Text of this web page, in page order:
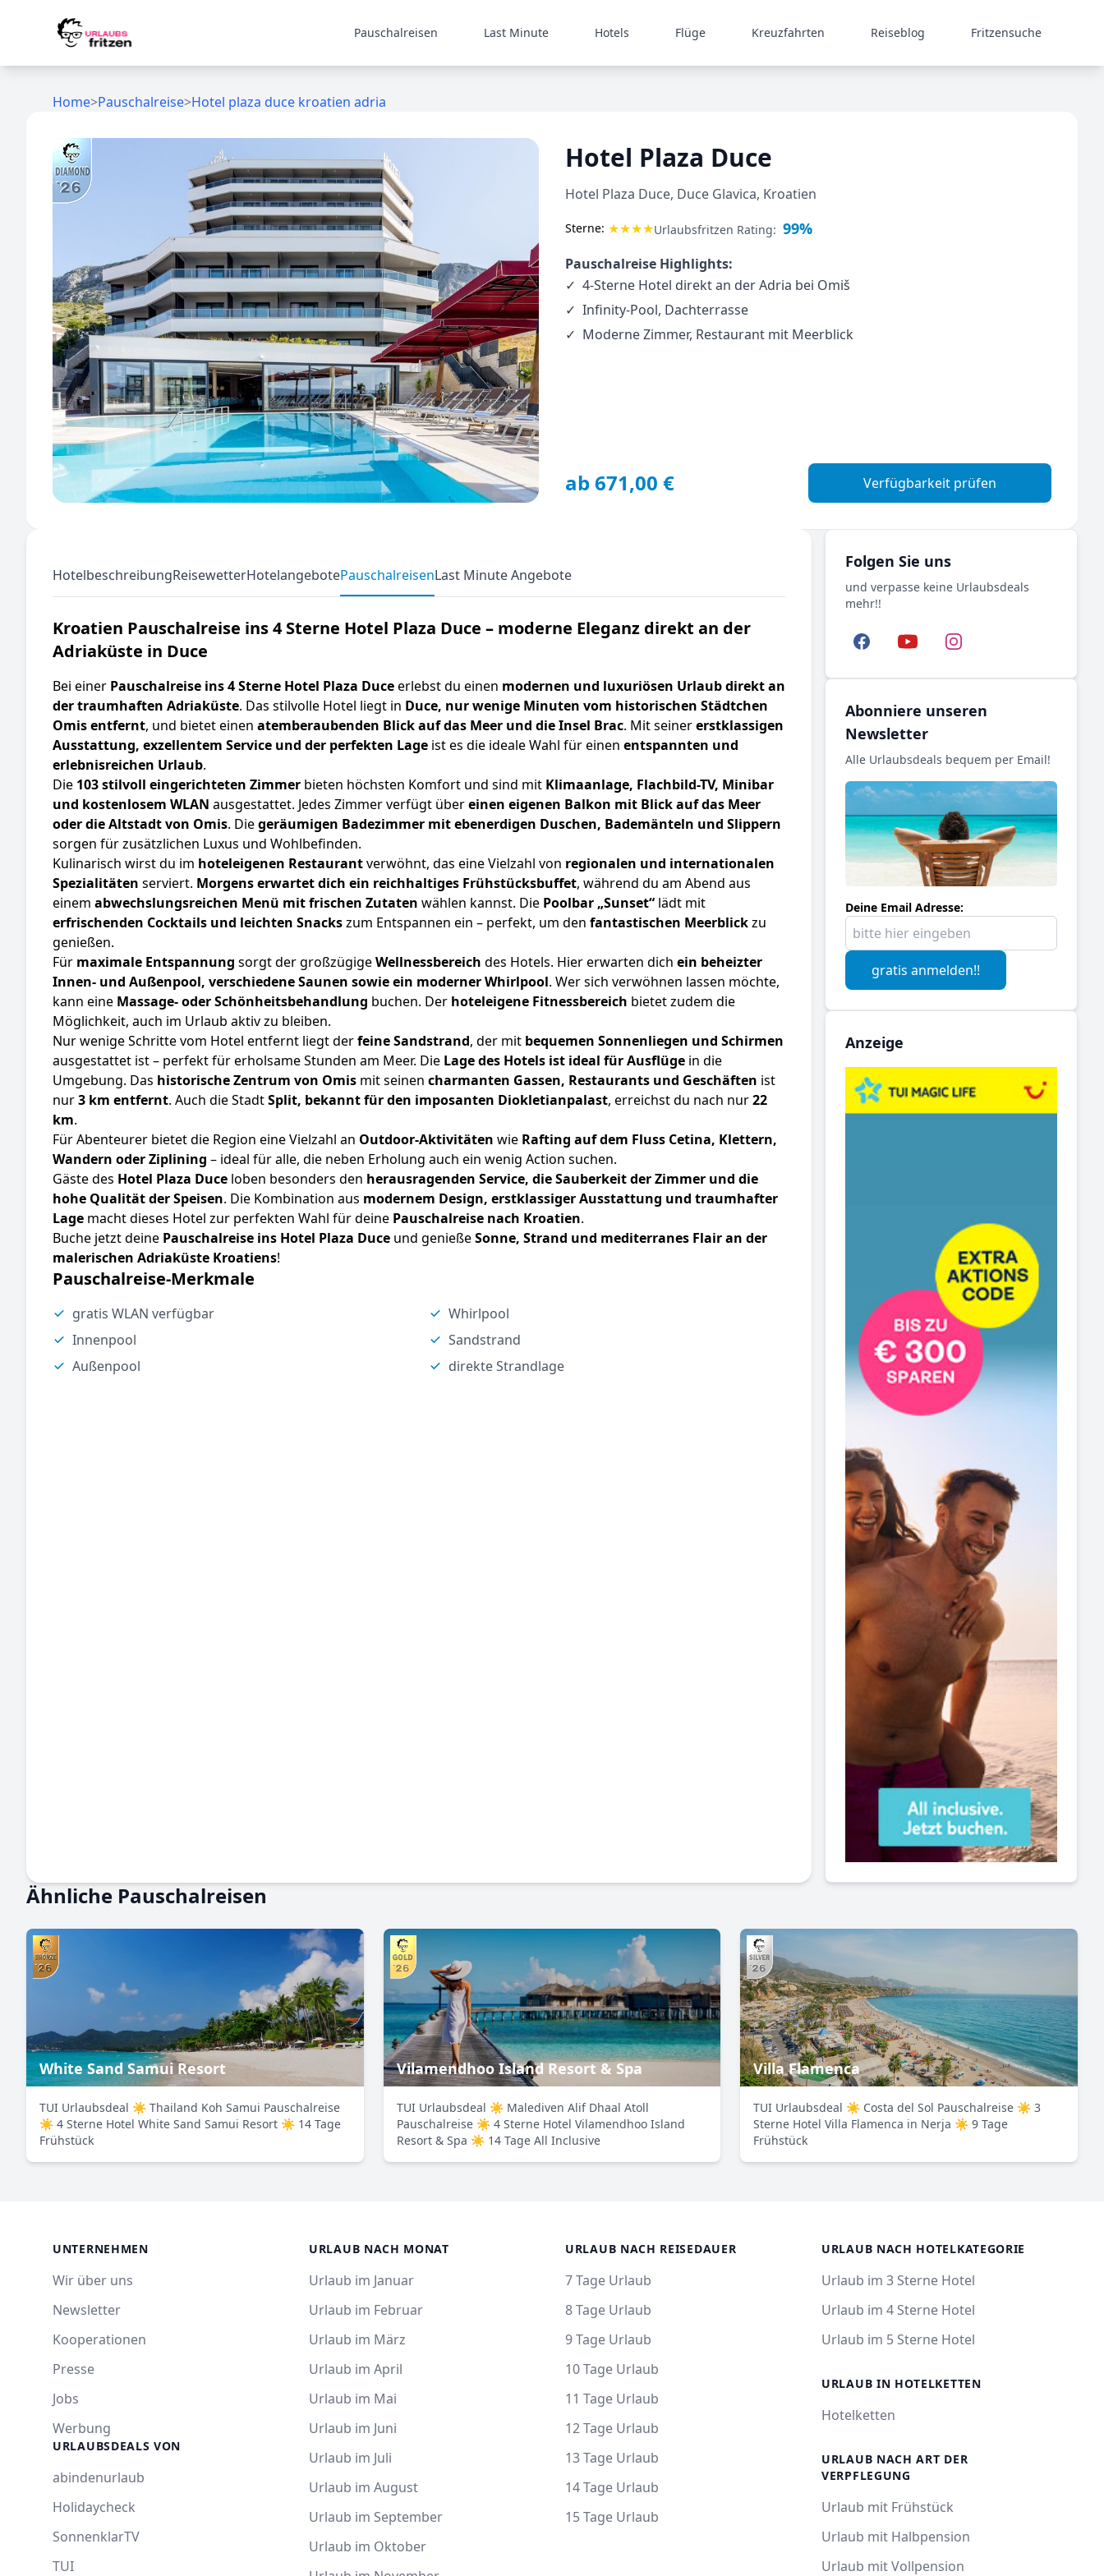
Pauschalreisen Last Minute Hotels Flüge Kreuzfahrten Reiseblog Fritzensuche
Home>Pauschalreise>Hotel plaza duce kroatien adria
Hotel Plaza Duce
Hotel Plaza Duce, Duce Glavica, Kroatien
Sterne: ★★★★Urlaubsfritzen Rating: 99%
Pauschalreise Highlights:
4-Sterne Hotel direkt an der Adria bei Omiš
Infinity-Pool, Dachterrasse
Moderne Zimmer, Restaurant mit Meerblick
ab 671,00 € Verfügbarkeit prüfen
HotelbeschreibungReisewetterHotelangebotePauschalreisenLast Minute Angebote
Kroatien Pauschalreise ins 4 Sterne Hotel Plaza Duce – moderne Eleganz direkt an der
Adriaküste in Duce
Bei einer Pauschalreise ins 4 Sterne Hotel Plaza Duceerlebst du einen modernen und luxuriösen Urlaub direkt an
der traumhaften Adriaküste. Das stilvolle Hotel liegt in Duce, nur wenige Minuten vom historischen Städtchen
Omis entfernt, und bietet einen atemberaubenden Blick auf das Meer und die Insel Brac. Mit seinererstklassigen
Ausstattung, exzellentem Service und der perfekten Lage ist es die ideale Wahl für einen entspannten und
erlebnisreichen Urlaub.
Die 103 stilvoll eingerichteten Zimmer bieten höchsten Komfort und sind mit Klimaanlage, Flachbild-TV, Minibar
und kostenlosem WLAN ausgestattet. Jedes Zimmer verfügt übereinen eigenen Balkon mit Blick auf das Meer
oder die Altstadt von Omis. Diegeräumigen Badezimmer mit ebenerdigen Duschen, Bademänteln und Slippern
sorgen für zusätzlichen Luxus und Wohlbefinden.
Kulinarisch wirst du im hoteleigenen Restaurantverwöhnt, das eine Vielzahl von regionalen und internationalen
Spezialitäten serviert. Morgens erwartet dich ein reichhaltiges Frühstücksbuffet, während du am Abend aus
einem abwechslungsreichen Menü mit frischen Zutaten wählen kannst. Die Poolbar „Sunset“ lädt mit
erfrischenden Cocktails und leichten Snackszum Entspannen ein – perfekt, um den fantastischen Meerblickzu
genießen.
Für maximale Entspannung sorgt der großzügigeWellnessbereich des Hotels. Hier erwarten dich ein beheizter
Innen- und Außenpool, verschiedene Saunen sowie ein moderner Whirlpool. Wer sich verwöhnen lassen möchte,
kann eine Massage- oder Schönheitsbehandlung buchen. Der hoteleigene Fitnessbereich bietet zudem die
Möglichkeit, auch im Urlaub aktiv zu bleiben.
Nur wenige Schritte vom Hotel entfernt liegt derfeine Sandstrand, der mit bequemen Sonnenliegen und Schirmen
ausgestattet ist – perfekt für erholsame Stunden am Meer. Die Lage des Hotels ist ideal für Ausflüge in die
Umgebung. Das historische Zentrum von Omis mit seinen charmanten Gassen, Restaurants und Geschäften ist
nur3 km entfernt. Auch die StadtSplit, bekannt für den imposanten Diokletianpalast, erreichst du nach nur22
km.
Für Abenteurer bietet die Region eine Vielzahl an Outdoor-Aktivitäten wie Rafting auf dem Fluss Cetina, Klettern,
Wandern oder Ziplining – ideal für alle, die neben Erholung auch ein wenig Action suchen.
Gäste des Hotel Plaza Duce loben besonders den herausragenden Service, die Sauberkeit der Zimmer und die
hohe Qualität der Speisen. Die Kombination aus modernem Design, erstklassiger Ausstattung und traumhafter
Lage macht dieses Hotel zur perfekten Wahl für deine Pauschalreise nach Kroatien.
Buche jetzt deine Pauschalreise ins Hotel Plaza Duce und genießeSonne, Strand und mediterranes Flair an der
malerischen Adriaküste Kroatiens!
Pauschalreise-Merkmale
gratis WLAN verfügbar
Innenpool
Außenpool
Whirlpool
Sandstrand
direkte Strandlage
Folgen Sie uns
und verpasse keine Urlaubsdeals
mehr!!
FacebookYouTubeInstagram
Abonniere unseren
Newsletter
Alle Urlaubsdeals bequem per Email!
Deine Email Adresse:
gratis anmelden!!
Anzeige
Ähnliche Pauschalreisen
White Sand Samui Resort
TUI Urlaubsdeal ☀ Thailand Koh Samui Pauschalreise
☀ 4 Sterne Hotel White Sand Samui Resort ☀ 14 Tage
Frühstück
Vilamendhoo Island Resort & Spa
TUI Urlaubsdeal ☀ Malediven Alif Dhaal Atoll
Pauschalreise ☀ 4 Sterne Hotel Vilamendhoo Island
Resort & Spa ☀ 14 Tage All Inclusive
Villa Flamenca
TUI Urlaubsdeal ☀ Costa del Sol Pauschalreise ☀ 3
Sterne Hotel Villa Flamenca in Nerja ☀ 9 Tage
Frühstück
UNTERNEHMEN
Wir über uns
Newsletter
Kooperationen
Presse
Jobs
Werbung
URLAUBSDEALS VON
abindenurlaub
Holidaycheck
SonnenklarTV
TUI
URLAUB NACH MONAT
Urlaub im Januar
Urlaub im Februar
Urlaub im März
Urlaub im April
Urlaub im Mai
Urlaub im Juni
Urlaub im Juli
Urlaub im August
Urlaub im September
Urlaub im Oktober
URLAUB NACH REISEDAUER
7 Tage Urlaub
8 Tage Urlaub
9 Tage Urlaub
10 Tage Urlaub
11 Tage Urlaub
12 Tage Urlaub
13 Tage Urlaub
14 Tage Urlaub
15 Tage Urlaub
URLAUB NACH HOTELKATEGORIE
Urlaub im 3 Sterne Hotel
Urlaub im 4 Sterne Hotel
Urlaub im 5 Sterne Hotel
URLAUB IN HOTELKETTEN
Hotelketten
URLAUB NACH ART DER
VERPFLEGUNG
Urlaub mit Frühstück
Urlaub mit Halbpension
Urlaub mit Vollpension